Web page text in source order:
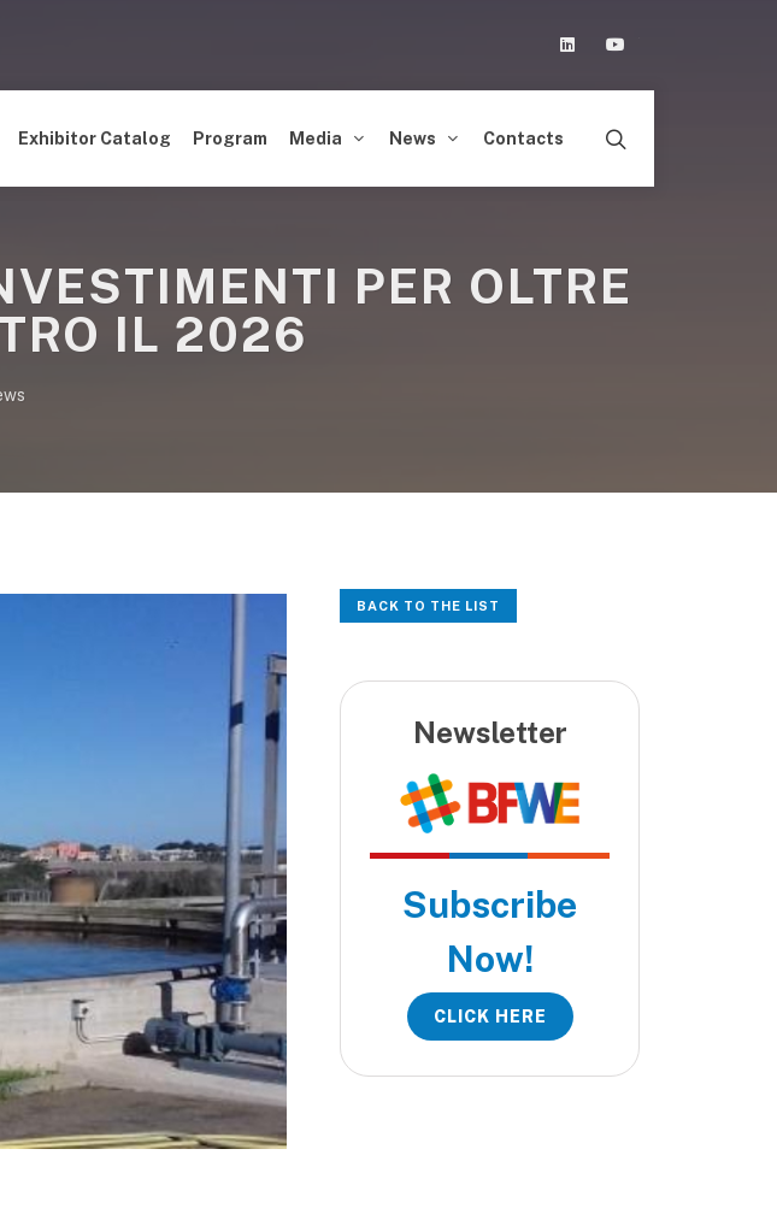
Linkedin
Exhibitor Catalog Program Media News Contacts
PER OLTRE
IL 2026
BACK TO THE LIST
Newsletter
Subscribe
Now!
CLICK HERE